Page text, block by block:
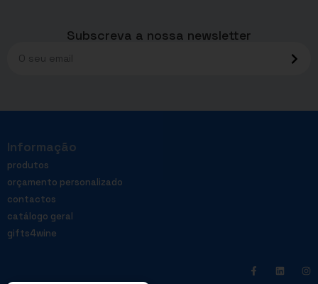
Subscreva a nossa newsletter
Informação
produtos
orçamento personalizado
contactos
catálogo geral
gifts4wine